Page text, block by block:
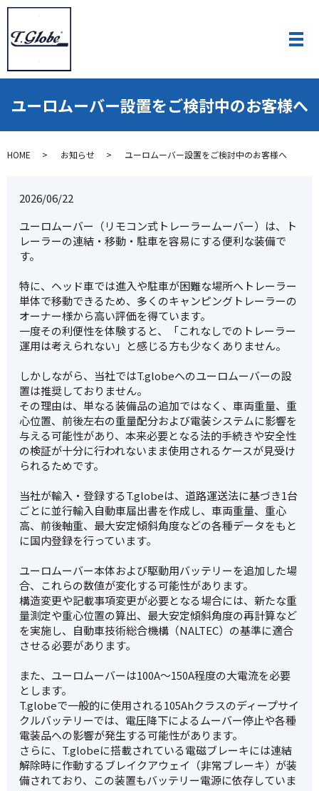
ユーロムーバー設置をご検討中のお客様へ
HOME お知らせ ユーロムーバー設置をご検討中のお客様へ
2026/06/22
ユーロムーバー（リモコン式トレーラームーバー）は、ト
レーラーの連結・移動・駐車を容易にする便利な装備で
す。
特に、ヘッド車では進入や駐車が困難な場所へトレーラー
単体で移動できるため、多くのキャンピングトレーラーの
オーナー様から高い評価を得ています。
一度その利便性を体験すると、「これなしでのトレーラー
運用は考えられない」と感じる方も少なくありません。
しかしながら、当社ではT.globeへのユーロムーバーの設
置は推奨しておりません。
その理由は、単なる装備品の追加ではなく、車両重量、重
心位置、前後左右の重量配分および電装システムに影響を
与える可能性があり、本来必要となる法的手続きや安全性
の検証が十分に行われないまま使用されるケースが見受け
られるためです。
当社が輸入・登録するT.globeは、道路運送法に基づき1台
ごとに並行輸入自動車届出書を作成し、車両重量、重心
高、前後軸重、最大安定傾斜角度などの各種データをもと
に国内登録を行っています。
ユーロムーバー本体および駆動用バッテリーを追加した場
合、これらの数値が変化する可能性があります。
構造変更や記載事項変更が必要となる場合には、新たな重
量測定や重心位置の算出、最大安定傾斜角度の再計算など
を実施し、自動車技術総合機構（NALTEC）の基準に適合
させる必要があります。
また、ユーロムーバーは100A〜150A程度の大電流を必要
とします。
T.globeで一般的に使用される105Ahクラスのディープサイ
クルバッテリーでは、電圧降下によるムーバー停止や各種
電装品への影響が発生する可能性があります。
さらに、T.globeに搭載されている電磁ブレーキには連結
解除時に作動するブレイクアウェイ（非常ブレーキ）が装
備されており、この装置もバッテリー電源に依存していま